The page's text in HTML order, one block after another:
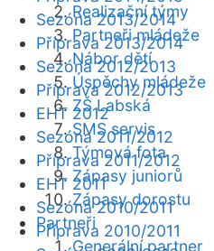
Realizační týmy
Partneři mládeže
Nábor dětí
Úspěchy mládeže
ZŠ Labská
SMS servis
Týmová fota
Zápasy juniorů
Zápasy dorostu
Partneři
Generální partner
Sezóna 2013/2014
Příprava 2013/2014
Sezóna 2012/2013
Příprava 2012/2013
EHT 2012
Sezóna 2011/2012
Příprava 2011/2012
EHT 2011
Sezóna 2010/2011
Příprava 2010/2011